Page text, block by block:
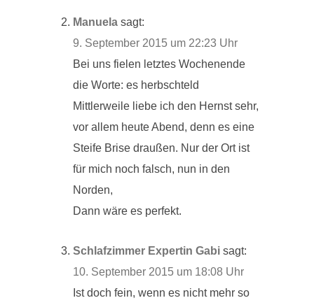
Manuela sagt:
9. September 2015 um 22:23 Uhr
Bei uns fielen letztes Wochenende
die Worte: es herbschteld
Mittlerweile liebe ich den Hernst sehr,
vor allem heute Abend, denn es eine
Steife Brise draußen. Nur der Ort ist
für mich noch falsch, nun in den
Norden,
Dann wäre es perfekt.
Schlafzimmer Expertin Gabi sagt:
10. September 2015 um 18:08 Uhr
Ist doch fein, wenn es nicht mehr so